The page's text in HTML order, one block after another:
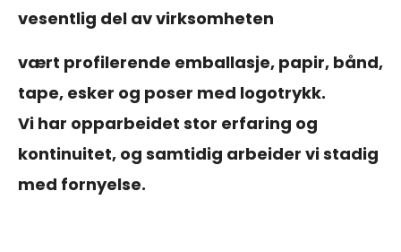
vesentlig del av virksomheten
vært profilerende emballasje, papir, bånd,
tape, esker og poser med logotrykk.
Vi har opparbeidet stor erfaring og
kontinuitet, og samtidig arbeider vi stadig
med fornyelse.